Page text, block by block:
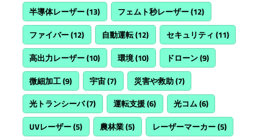
半導体レーザー(13) フェムト秒レーザー(12)
ファイバー(12) 自動運転(12) セキュリティ (11)
高出力レーザー(10) 環境(10) ドローン(9)
微細加工(9) 宇宙(7) 災害や救助(7)
光トランシーバ(7) 運転支援(6) 光コム(6)
UVレーザー(5) 農林業(5) レーザーマーカー(5)